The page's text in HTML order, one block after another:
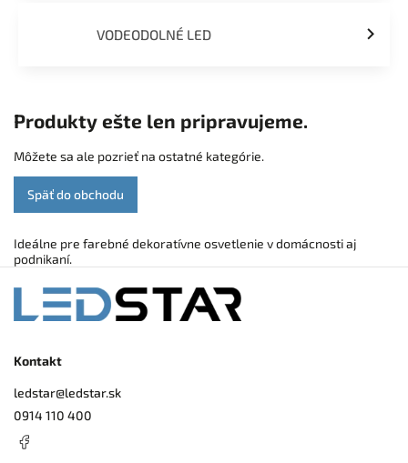
VODEODOLNÉ LED
Produkty ešte len pripravujeme.
Môžete sa ale pozrieť na ostatné kategórie.
Späť do obchodu
Ideálne pre farebné dekoratívne osvetlenie v domácnosti aj
podnikaní.
Kontakt
ledstar@ledstar.sk
0914 110 400